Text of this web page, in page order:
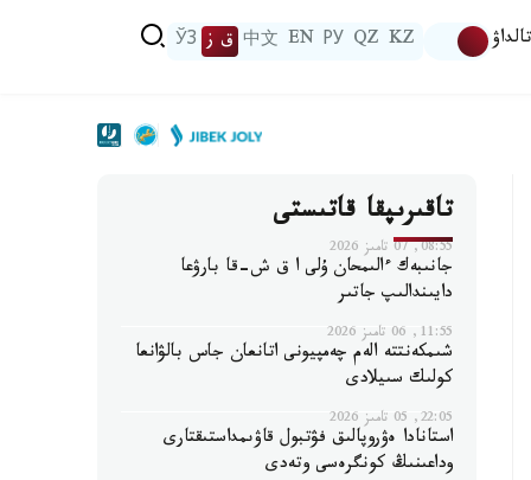
تالداۋ KZ
QZ
РУ
EN
中文 ق ز ЎЗ
تاقىرىپقا قاتىستى
08:55, 07 تامىز 2026
جانىبەك ءالىمحان ۇلى ا ق ش-قا بارۋعا
دايىندالىپ جاتىر
11:55, 06 تامىز 2026
شىمكەنتتە الەم چەمپيونى اتانعان جاس بالۋانعا
كولىك سىيلادى
22:05, 05 تامىز 2026
استانادا ەۋروپالىق فۋتبول قاۋىمداستىقتارى
وداعىنىڭ كونگرەسى وتەدى